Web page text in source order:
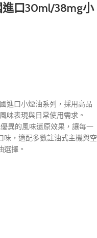
進口30ml/38mg小
進口小煙油系列，採用高品
味表現與日常使用需求。
異的風味還原效果，讓每一
味，適配多數註油式主機與空
選擇。